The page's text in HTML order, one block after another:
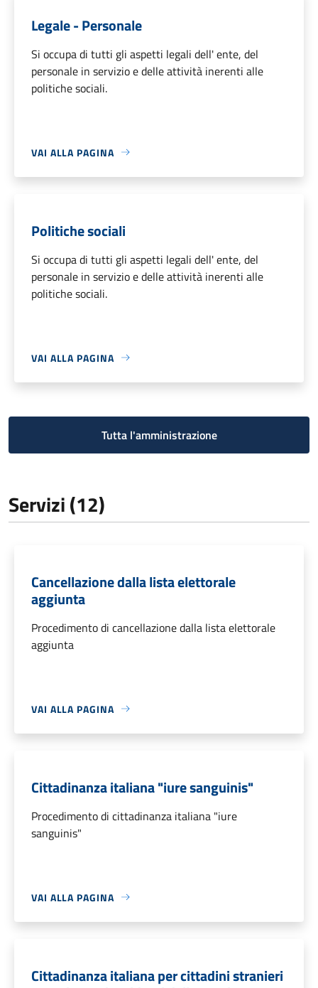
Legale - Personale
Si occupa di tutti gli aspetti legali dell' ente, del
personale in servizio e delle attività inerenti alle
politiche sociali.
VAI ALLA PAGINA
Politiche sociali
Si occupa di tutti gli aspetti legali dell' ente, del
personale in servizio e delle attività inerenti alle
politiche sociali.
VAI ALLA PAGINA
Tutta l'amministrazione
Servizi (12)
Cancellazione dalla lista elettorale
aggiunta
Procedimento di cancellazione dalla lista elettorale
aggiunta
VAI ALLA PAGINA
Cittadinanza italiana "iure sanguinis"
Procedimento di cittadinanza italiana "iure
sanguinis"
VAI ALLA PAGINA
Cittadinanza italiana per cittadini stranieri